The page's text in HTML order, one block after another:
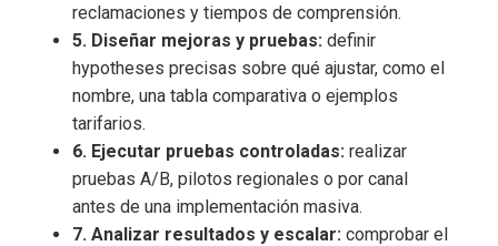
reclamaciones y tiempos de comprensión.
5. Diseñar mejoras y pruebas: definir
hypotheses precisas sobre qué ajustar, como el
nombre, una tabla comparativa o ejemplos
tarifarios.
6. Ejecutar pruebas controladas: realizar
pruebas A/B, pilotos regionales o por canal
antes de una implementación masiva.
7. Analizar resultados y escalar: comprobar el